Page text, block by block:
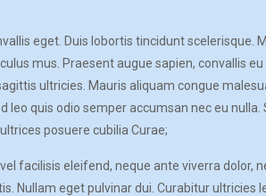
eget. Duis lobortis tincidunt
mus. Praesent augue sapien, convallis
ultricies. Mauris aliquam congue
quis odio semper accumsan nec eu
posuere cubilia Curae;
facilisis eleifend, neque ante viverra
Nullam eget pulvinar dui. Curabitur ultricies